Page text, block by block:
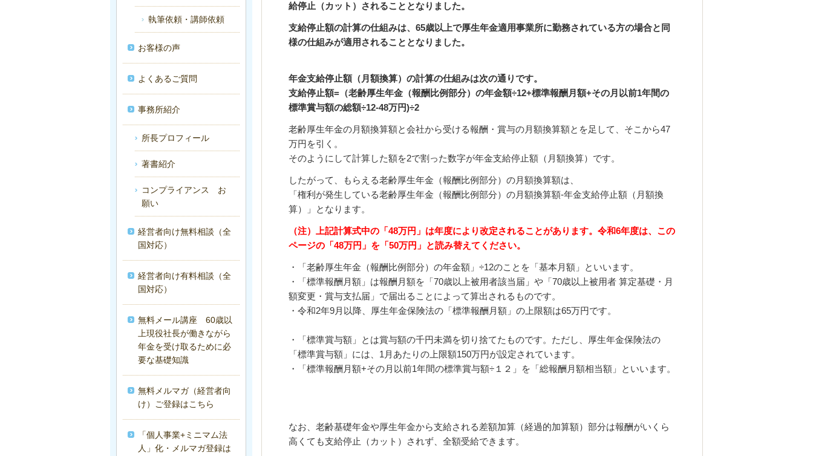
給停止（カット）されることとなりました。
支給停止額の計算の仕組みは、65歳以上で厚生年金適用事業所に勤務されている方の場合と同
様の仕組みが適用されることとなりました。
年金支給停止額（月額換算）の計算の仕組みは次の通りです。
支給停止額=（老齢厚生年金（報酬比例部分）の年金額÷12+標準報酬月額+その月以前1年間の
標準賞与額の総額÷12-48万円)÷2
老齢厚生年金の月額換算額と会社から受ける報酬・賞与の月額換算額とを足して、そこから47
万円を引く。
そのようにして計算した額を2で割った数字が年金支給停止額（月額換算）です。
したがって、もらえる老齢厚生年金（報酬比例部分）の月額換算額は、
「権利が発生している老齢厚生年金（報酬比例部分）の月額換算額-年金支給停止額（月額換
算）」となります。
（注）上記計算式中の「48万円」は年度により改定されることがあります。令和6年度は、この
ページの「48万円」を「50万円」と読み替えてください。
・「老齢厚生年金（報酬比例部分）の年金額」÷12のことを「基本月額」といいます。
・「標準報酬月額」は報酬月額を「70歳以上被用者該当届」や「70歳以上被用者 算定基礎・月
額変更・賞与支払届」で届出ることによって算出されるものです。
・令和2年9月以降、厚生年金保険法の「標準報酬月額」の上限額は65万円です。
・「標準賞与額」とは賞与額の千円未満を切り捨てたものです。 ただし、厚生年金保険法の
「標準賞与額」には、1月あたりの上限額150万円が設定されています。
・「標準報酬月額+その月以前1年間の標準賞与額÷１２」を「総報酬月額相当額」といいます。
なお、老齢基礎年金や厚生年金から支給される差額加算（経過的加算額）部分は報酬がいくら
高くても支給停止（カット）されず、全額受給できます。
執筆依頼・講師依頼
お客様の声
よくあるご質問
事務所紹介
所長プロフィール
著書紹介
コンプライアンス お
願い
経営者向け無料相談（全
国対応）
経営者向け有料相談（全
国対応）
無料メール講座 60歳以
上現役社長が働きながら
年金を受け取るために必
要な基礎知識
無料メルマガ（経営者向
け）ご登録はこちら
「個人事業+ミニマム法
人」化・メルマガ登録は